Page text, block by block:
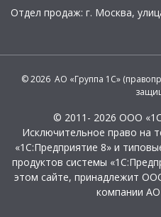
Отдел продаж: г. Москва,
© 2026 АО «Группа 1С»
© 2011- 2026 ООО
Исключительное право на
«1С:Предприятие 8» и
продуктов системы
этом сайте, принадлежит
компании АО